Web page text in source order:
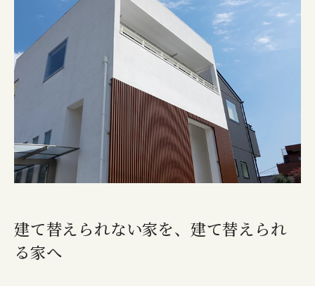
建て替えられない家を、建て替えられ
る家へ